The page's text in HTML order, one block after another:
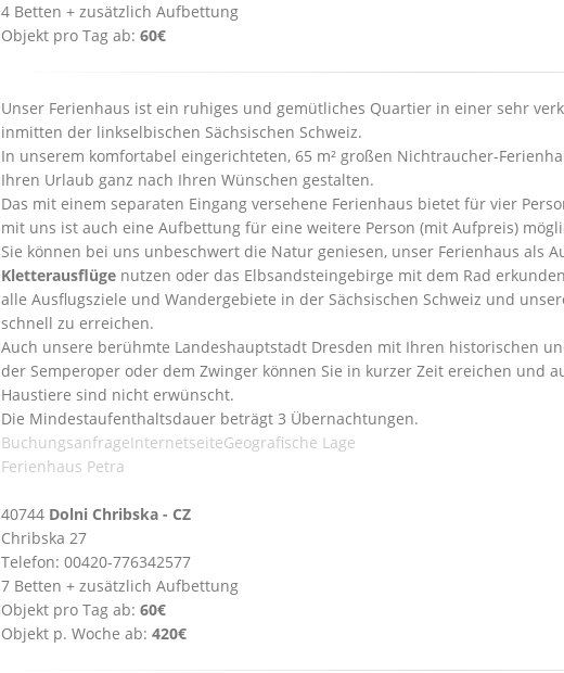
4 Betten + zusätzlich Aufbettung
Objekt pro Tag ab: 60€
Unser Ferienhaus ist ein ruhiges und gemütliches Quartier in einer sehr
inmitten der linkselbischen Sächsischen Schweiz.
In unserem komfortabel eingerichteten, 65 m² großen Nichtraucher-
Ihren Urlaub ganz nach Ihren Wünschen gestalten.
Das mit einem separaten Eingang versehene Ferienhaus bietet für vier
mit uns ist auch eine Aufbettung für eine weitere Person (mit Aufpreis)
Sie können bei uns unbeschwert die Natur geniesen, unser Ferienhaus als
Kletterausflüge nutzen oder das Elbsandsteingebirge mit dem Rad
alle Ausflugsziele und Wandergebiete in der Sächsischen Schweiz und
schnell zu erreichen.
Auch unsere berühmte Landeshauptstadt Dresden mit Ihren historischen
der Semperoper oder dem Zwinger können Sie in kurzer Zeit ereichen und
Haustiere sind nicht erwünscht.
Die Mindestaufenthaltsdauer beträgt 3 Übernachtungen.
BuchungsanfrageInternetseiteGeografische Lage
Ferienhaus Petra
40744 Dolni Chribska - CZ
Chribska 27
Telefon: 00420-776342577
7 Betten + zusätzlich Aufbettung
Objekt pro Tag ab: 60€
Objekt p. Woche ab: 420€